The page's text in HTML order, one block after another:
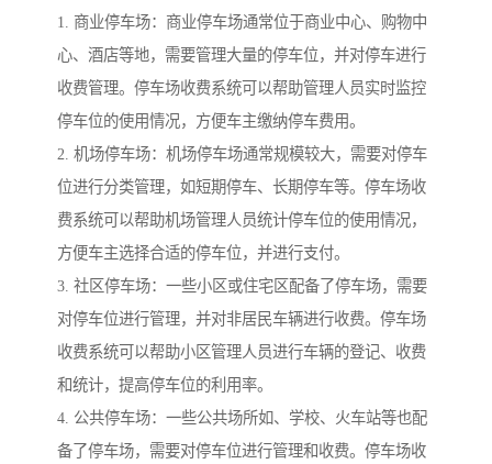
1. 商业停车场：商业停车场通常位于商业中心、购物中
心、酒店等地，需要管理大量的停车位，并对停车进行
收费管理。停车场收费系统可以帮助管理人员实时监控
停车位的使用情况，方便车主缴纳停车费用。
2. 机场停车场：机场停车场通常规模较大，需要对停车
位进行分类管理，如短期停车、长期停车等。停车场收
费系统可以帮助机场管理人员统计停车位的使用情况，
方便车主选择合适的停车位，并进行支付。
3. 社区停车场：一些小区或住宅区配备了停车场，需要
对停车位进行管理，并对非居民车辆进行收费。停车场
收费系统可以帮助小区管理人员进行车辆的登记、收费
和统计，提高停车位的利用率。
4. 公共停车场：一些公共场所如、学校、火车站等也配
备了停车场，需要对停车位进行管理和收费。停车场收